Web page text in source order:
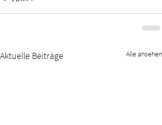
Aktuelle Beiträge Alle ansehen